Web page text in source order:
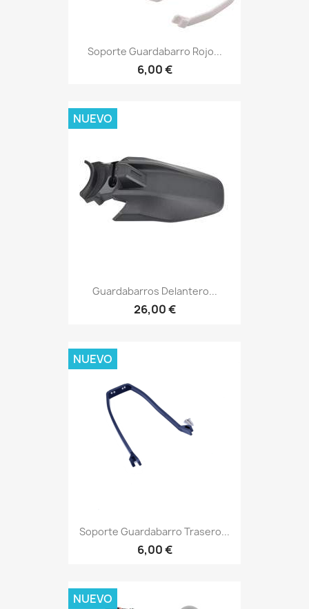
Soporte Guardabarro Rojo...
6,00 €
Guardabarros Delantero...
26,00 €
NUEVO
Soporte Guardabarro Trasero...
6,00 €
NUEVO
NUEVO